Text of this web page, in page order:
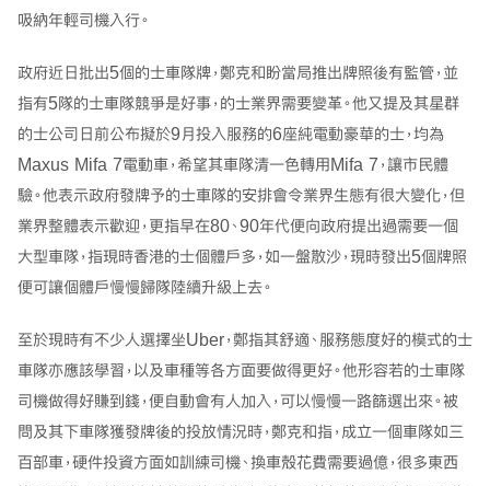
吸納年輕司機入行。
政府近日批出5個的士車隊牌，鄭克和盼當局推出牌照後有監管，並
指有5隊的士車隊競爭是好事，的士業界需要變革。他又提及其星群
的士公司日前公布擬於9月投入服務的6座純電動豪華的士，均為
Maxus Mifa 7電動車，希望其車隊清一色轉用Mifa 7，讓市民體
驗。他表示政府發牌予的士車隊的安排會令業界生態有很大變化，但
業界整體表示歡迎，更指早在80、90年代便向政府提出過需要一個
大型車隊，指現時香港的士個體戶多，如一盤散沙，現時發出5個牌照
便可讓個體戶慢慢歸隊陸續升級上去。
至於現時有不少人選擇坐Uber，鄭指其舒適、服務態度好的模式的士
車隊亦應該學習，以及車種等各方面要做得更好。他形容若的士車隊
司機做得好賺到錢，便自動會有人加入，可以慢慢一路篩選出來。被
問及其下車隊獲發牌後的投放情況時，鄭克和指，成立一個車隊如三
百部車，硬件投資方面如訓練司機、換車殼花費需要過億，很多東西